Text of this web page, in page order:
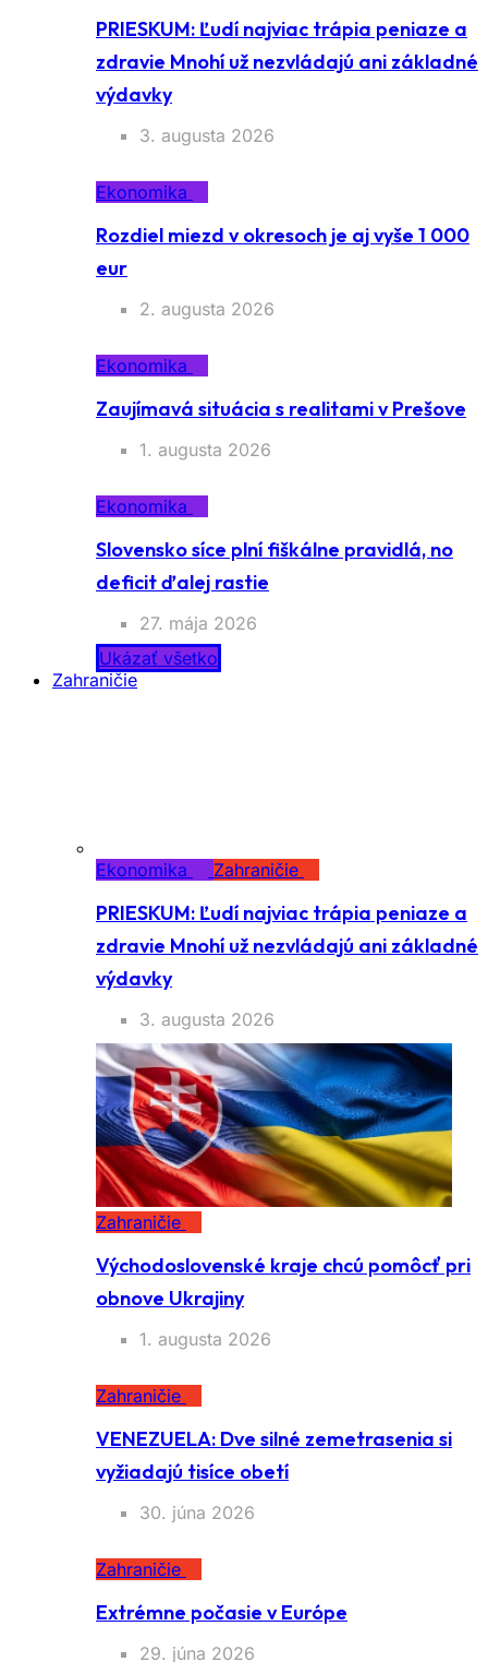
PRIESKUM: Ľudí najviac trápia peniaze a
zdravie Mnohí už nezvládajú ani základné
výdavky
3. augusta 2026
Ekonomika
Rozdiel miezd v okresoch je aj vyše 1 000
eur
2. augusta 2026
Ekonomika
Zaujímavá situácia s realitami v Prešove
1. augusta 2026
Ekonomika
Slovensko síce plní fiškálne pravidlá, no
deficit ďalej rastie
27. mája 2026
Ukázať všetko
Zahraničie
Ekonomika Zahraničie
PRIESKUM: Ľudí najviac trápia peniaze a
zdravie Mnohí už nezvládajú ani základné
výdavky
3. augusta 2026
Zahraničie
Východoslovenské kraje chcú pomôcť pri
obnove Ukrajiny
1. augusta 2026
Zahraničie
VENEZUELA: Dve silné zemetrasenia si
vyžiadajú tisíce obetí
30. júna 2026
Zahraničie
Extrémne počasie v Európe
29. júna 2026